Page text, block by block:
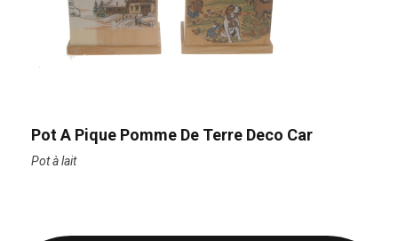
Pot A Pique Pomme De Terre Deco Car
Pot à lait